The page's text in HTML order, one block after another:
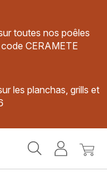
toutes nos poêles
CERAMETE
les planchas, grills et
MonMon